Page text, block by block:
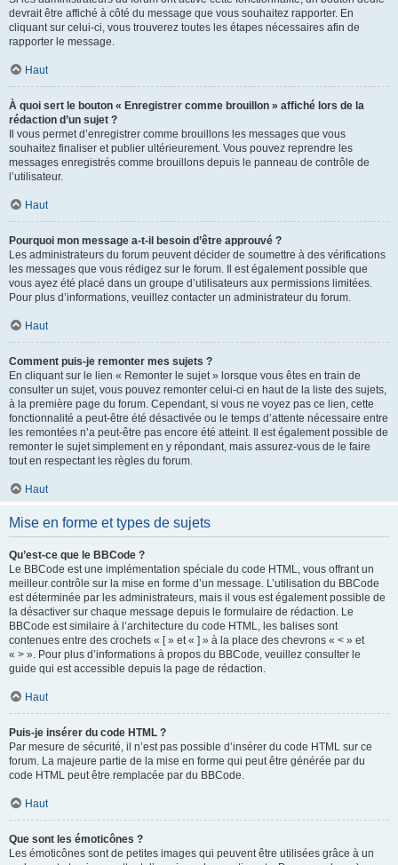
devrait être affiché à côté du message que vous souhaitez rapporter. En
cliquant sur celui-ci, vous trouverez toutes les étapes nécessaires afin de
rapporter le message.
Haut
À quoi sert le bouton « Enregistrer comme brouillon » affiché lors de la
rédaction d’un sujet ?
Il vous permet d’enregistrer comme brouillons les messages que vous
souhaitez finaliser et publier ultérieurement. Vous pouvez reprendre les
messages enregistrés comme brouillons depuis le panneau de contrôle de
l’utilisateur.
Haut
Pourquoi mon message a-t-il besoin d’être approuvé ?
Les administrateurs du forum peuvent décider de soumettre à des vérifications
les messages que vous rédigez sur le forum. Il est également possible que
vous ayez été placé dans un groupe d’utilisateurs aux permissions limitées.
Pour plus d’informations, veuillez contacter un administrateur du forum.
Haut
Comment puis-je remonter mes sujets ?
En cliquant sur le lien « Remonter le sujet » lorsque vous êtes en train de
consulter un sujet, vous pouvez remonter celui-ci en haut de la liste des sujets,
à la première page du forum. Cependant, si vous ne voyez pas ce lien, cette
fonctionnalité a peut-être été désactivée ou le temps d’attente nécessaire entre
les remontées n’a peut-être pas encore été atteint. Il est également possible de
remonter le sujet simplement en y répondant, mais assurez-vous de le faire
tout en respectant les règles du forum.
Haut
Mise en forme et types de sujets
Qu’est-ce que le BBCode ?
Le BBCode est une implémentation spéciale du code HTML, vous offrant un
meilleur contrôle sur la mise en forme d’un message. L’utilisation du BBCode
est déterminée par les administrateurs, mais il vous est également possible de
la désactiver sur chaque message depuis le formulaire de rédaction. Le
BBCode est similaire à l’architecture du code HTML, les balises sont
contenues entre des crochets « [ » et « ] » à la place des chevrons « < » et
« > ». Pour plus d’informations à propos du BBCode, veuillez consulter le
guide qui est accessible depuis la page de rédaction.
Haut
Puis-je insérer du code HTML ?
Par mesure de sécurité, il n’est pas possible d’insérer du code HTML sur ce
forum. La majeure partie de la mise en forme qui peut être générée par du
code HTML peut être remplacée par du BBCode.
Haut
Que sont les émoticônes ?
Les émoticônes sont de petites images qui peuvent être utilisées grâce à un